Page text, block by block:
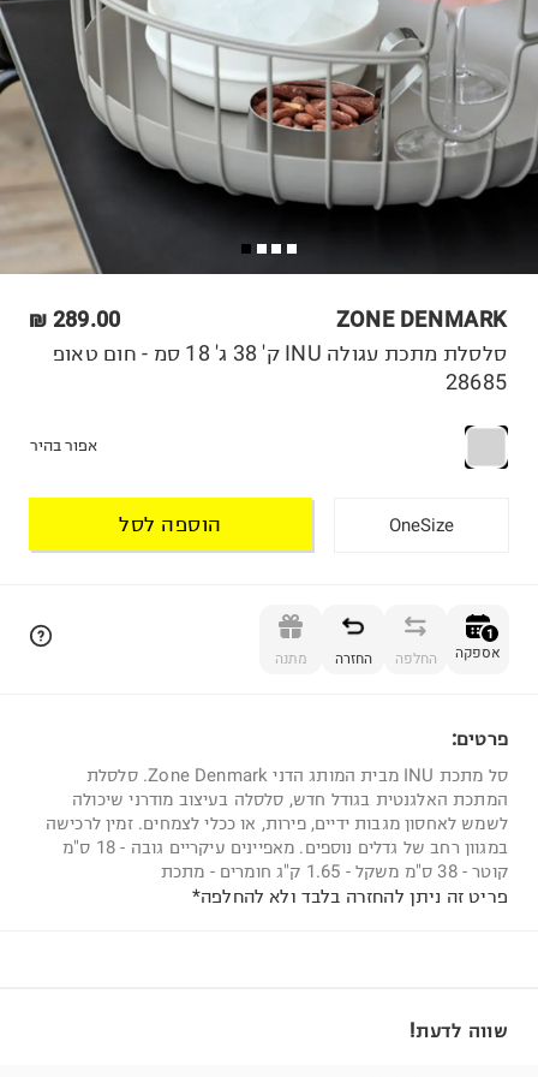
ZONE DENMARK
289.00 ₪
סלסלת מתכת עגולה INU ק' 38 ג' 18 סמ - חום טאופ
28685
אפור בהיר
OneSize הוספה לסל
1
אספקה החלפה החזרה מתנה
פרטים:
סל מתכת INU מבית המותג הדני Zone Denmark. סלסלת
המתכת האלגנטית בגודל חדש, סלסלה בעיצוב מודרני שיכולה
לשמש לאחסון מגבות ידיים, פירות, או ככלי לצמחים. זמין לרכישה
במגוון רחב של גדלים נוספים. מאפיינים עיקריים גובה - 18 ס"מ
קוטר - 38 ס"מ משקל - 1.65 ק"ג חומרים - מתכת
פריט זה ניתן להחזרה בלבד ולא להחלפה*
שווה לדעת!